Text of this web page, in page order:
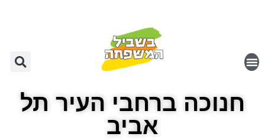
חנוכה ברחבי העיר תל
אביב